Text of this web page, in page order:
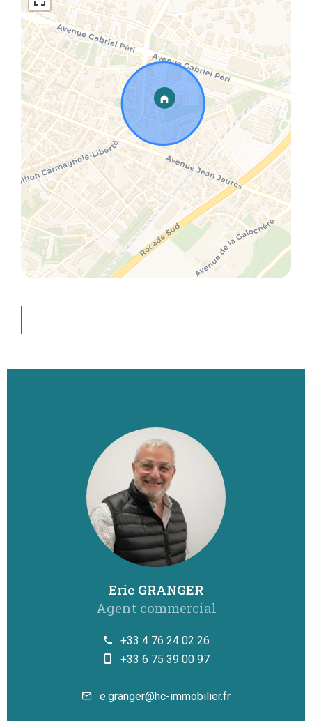
Eric GRANGER
Agent commercial
+33 4 76 24 02 26
+33 6 75 39 00 97
e.granger@hc-immobilier.fr